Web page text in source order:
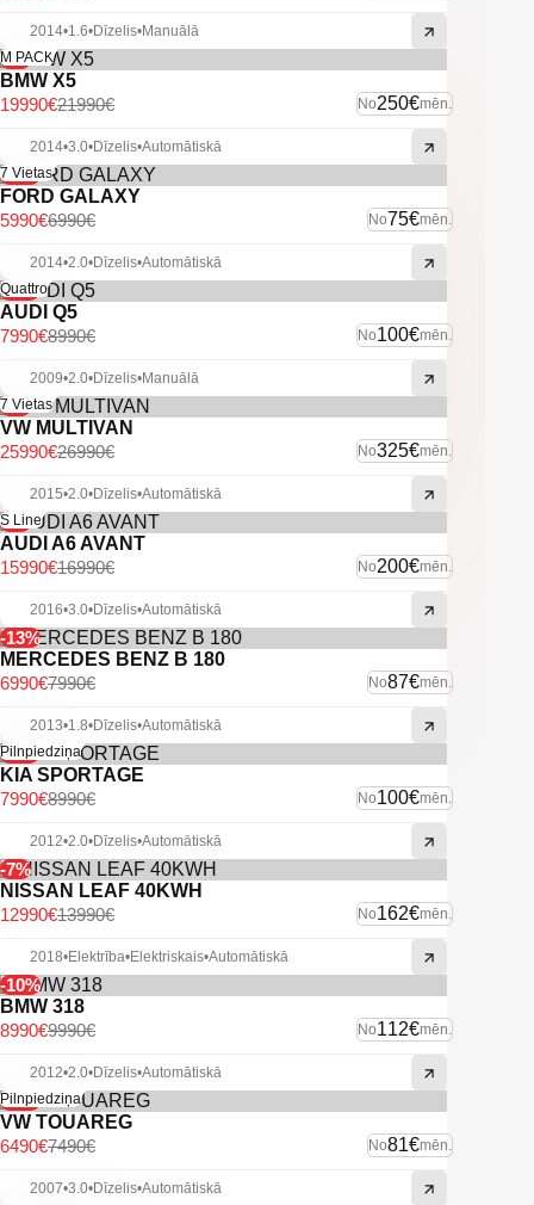
-U.C Ekstras
2014•1.6•Dīzelis•Manuālā
-9%
M PACK
BMW X5
No250€mēn.
21990€
19990€
2014•3.0•Dīzelis•Automātiskā
-14%
7 Vietas
FORD GALAXY
No75€mēn.
6990€
5990€
2014•2.0•Dīzelis•Automātiskā
-11%
Quattro
AUDI Q5
No100€mēn.
8990€
7990€
2009•2.0•Dīzelis•Manuālā
-4%
7 Vietas
VW MULTIVAN
No325€mēn.
26990€
25990€
2015•2.0•Dīzelis•Automātiskā
-6%
S Line
AUDI A6 AVANT
No200€mēn.
16990€
15990€
2016•3.0•Dīzelis•Automātiskā
-13%
MERCEDES BENZ B 180
No87€mēn.
7990€
6990€
2013•1.8•Dīzelis•Automātiskā
-11%
Pilnpiedziņa
KIA SPORTAGE
No100€mēn.
8990€
7990€
2012•2.0•Dīzelis•Automātiskā
-7%
NISSAN LEAF 40KWH
No162€mēn.
13990€
12990€
2018•Elektrība•Elektriskais•Automātiskā
-10%
BMW 318
No112€mēn.
9990€
8990€
2012•2.0•Dīzelis•Automātiskā
-13%
Pilnpiedziņa
VW TOUAREG
No81€mēn.
7490€
6490€
2007•3.0•Dīzelis•Automātiskā